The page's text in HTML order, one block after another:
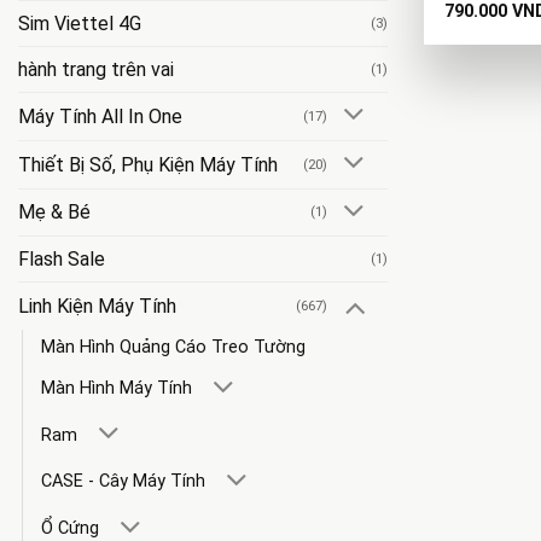
Sim Viettel 4G (3)
hành trang trên vai (1)
Máy Tính All In One (17)
Thiết Bị Số, Phụ Kiện Máy Tính (20)
Mẹ & Bé (1)
Flash Sale (1)
Linh Kiện Máy Tính (667)
Màn Hình Quảng Cáo Treo Tường
Màn Hình Máy Tính
Ram
CASE - Cây Máy Tính
Ổ Cứng
790.000